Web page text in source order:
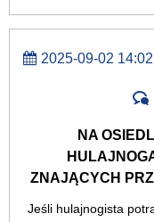
2025-09-02
NA
ZNAJĄCYCH
Jeśli hulajnogista